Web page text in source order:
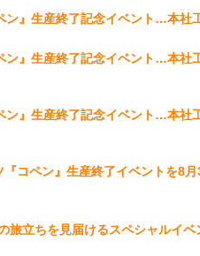
ン』生産終了記念イベント…本社
ン』生産終了記念イベント…本社
ン』生産終了記念イベント…本社
コペン』生産終了イベントを8
旅立ちを見届けるスペシャルイ